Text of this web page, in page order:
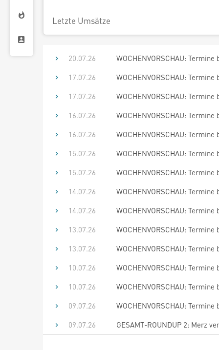
Letzte Umsätze
20.07.26
WOCHENVORSCHAU:
17.07.26
WOCHENVORSCHAU:
17.07.26
WOCHENVORSCHAU:
16.07.26
WOCHENVORSCHAU:
16.07.26
WOCHENVORSCHAU:
15.07.26
WOCHENVORSCHAU:
15.07.26
WOCHENVORSCHAU:
14.07.26
WOCHENVORSCHAU:
14.07.26
WOCHENVORSCHAU:
13.07.26
WOCHENVORSCHAU:
13.07.26
WOCHENVORSCHAU:
10.07.26
WOCHENVORSCHAU:
10.07.26
WOCHENVORSCHAU:
09.07.26
WOCHENVORSCHAU:
09.07.26
GESAMT-ROUNDUP 2: Merz